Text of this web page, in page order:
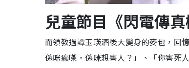
兒童節目《閃電傳
而領教過譚玉瑛酒後大變身的麥包，回
係咪癲㗎，係咪想害人？」、「你害死